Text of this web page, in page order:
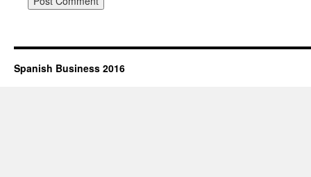
Spanish Business 2016